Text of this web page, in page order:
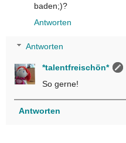
baden;)?
Antworten
Antworten
*talentfreischön*
So gerne!
Antworten